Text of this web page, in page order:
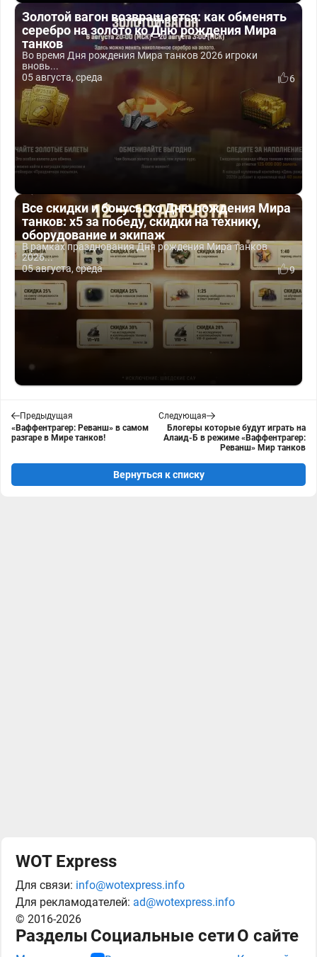
Золотой вагон возвращается: как обменять
серебро на золото ко Дню рождения Мира
танков
Во время Дня рождения Мира танков 2026 игроки
вновь...
05 августа, среда
6
Все скидки и бонусы ко Дню рождения Мира
танков: x5 за победу, скидки на технику,
оборудование и экипаж
В рамках празднования Дня рождения Мира танков
2026...
05 августа, среда
9
Предыдущая
«Ваффентрагер: Реванш» в самом
разгаре в Мире танков!
Следующая
Блогеры которые будут играть на
Алаид-Б в режиме «Ваффентрагер:
Реванш» Мир танков
Вернуться к списку
WOT Express
Для связи: info@wotexpress.info
Для рекламодателей: ad@wotexpress.info
© 2016-2026
Разделы Социальные сетиО сайте